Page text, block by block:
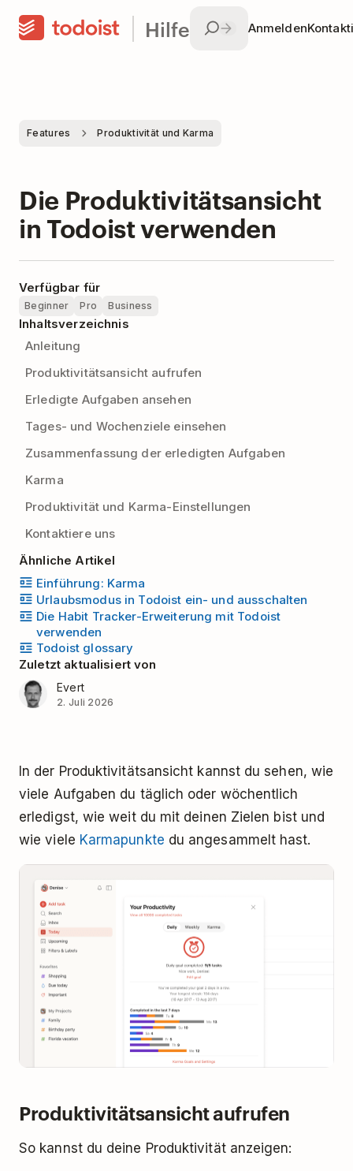
Hilfe Anmelden
Features Produktivität und Karma
Die Produktivitätsansicht
in Todoist verwenden
Verfügbar für
Beginner Pro Business
Inhaltsverzeichnis
Anleitung
Produktivitätsansicht aufrufen
Erledigte Aufgaben ansehen
Tages- und Wochenziele einsehen
Zusammenfassung der erledigten Aufgaben
Karma
Produktivität und Karma-Einstellungen
Kontaktiere uns
Ähnliche Artikel
Einführung: Karma
Urlaubsmodus in Todoist ein- und ausschalten
Die Habit Tracker-Erweiterung mit Todoist
verwenden
Todoist glossary
Zuletzt aktualisiert von
Evert
2. Juli 2026
In der Produktivitätsansicht kannst du sehen, wie
viele Aufgaben du täglich oder wöchentlich
erledigst, wie weit du mit deinen Zielen bist und
wie viele Karmapunkte du angesammelt hast.
Produktivitätsansicht aufrufen
So kannst du deine Produktivität anzeigen: